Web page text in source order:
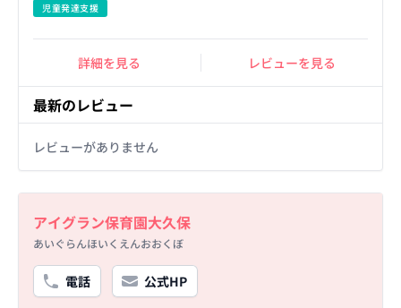
児童発達支援
詳細を見る レビューを見る
最新のレビュー
レビューがありません
アイグラン保育園大久保
あいぐらんほいくえんおおくぼ
電話 公式HP